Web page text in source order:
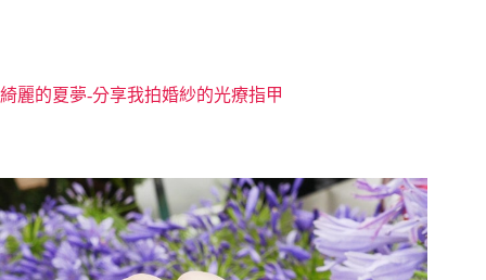
綺麗的夏夢-分享我拍婚紗的光療指甲